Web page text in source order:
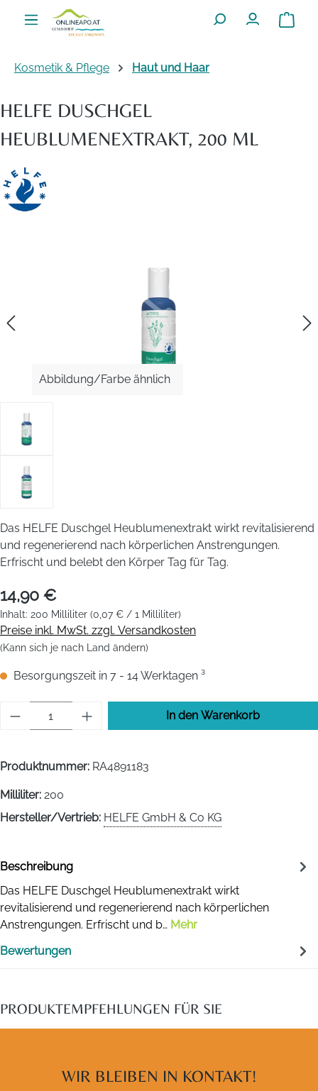
Zum Hauptinhalt springen
Kosmetik & Pflege Haut und Haar
HELFE DUSCHGEL
HEUBLUMENEXTRAKT, 200 ML
Abbildung/Farbe ähnlich
Das HELFE Duschgel Heublumenextrakt wirkt revitalisierend
und regenerierend nach körperlichen Anstrengungen.
Erfrischt und belebt den Körper Tag für Tag.
14,90 €
Inhalt: 200 Milliliter (0,07 € / 1 Milliliter)
Preise inkl. MwSt. zzgl. Versandkosten
(Kann sich je nach Land ändern)
Besorgungszeit in 7 - 14 Werktagen ³
Produkt Anzahl: Gib den gewünschten
In den Warenkorb
Produktnummer: RA4891183
Milliliter: 200
Hersteller/Vertrieb: HELFE GmbH & Co KG
Beschreibung
Das HELFE Duschgel Heublumenextrakt wirkt
revitalisierend und regenerierend nach körperlichen
Anstrengungen. Erfrischt und b… Mehr
Bewertungen
PRODUKTEMPFEHLUNGEN FÜR SIE
WIR BLEIBEN IN KONTAKT!